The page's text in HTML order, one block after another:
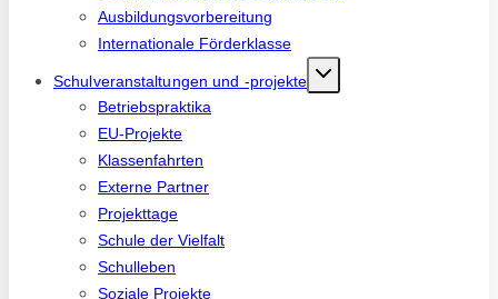
Ausbildungsvorbereitung
Internationale Förderklasse
Schulveranstaltungen und -projekte
Betriebspraktika
EU-Projekte
Klassenfahrten
Externe Partner
Projekttage
Schule der Vielfalt
Schulleben
Soziale Projekte